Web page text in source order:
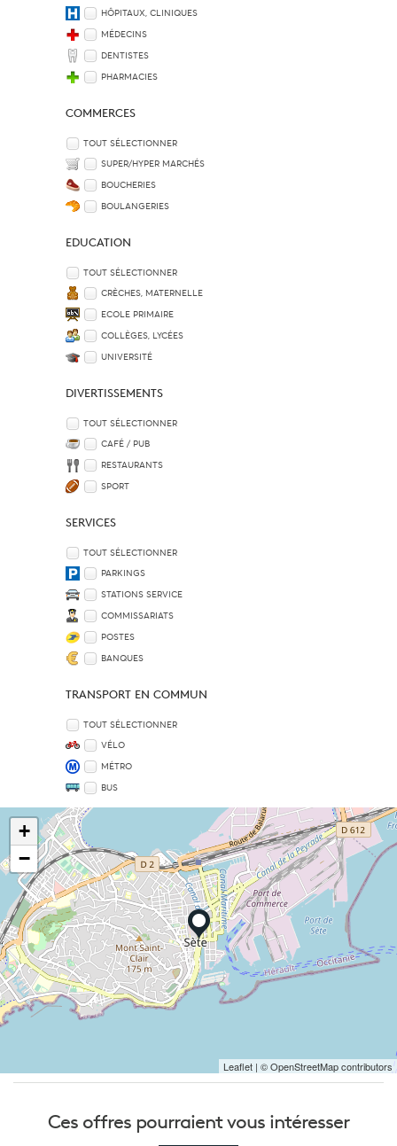
HÔPITAUX, CLINIQUES
MÉDECINS
DENTISTES
PHARMACIES
COMMERCES
TOUT SÉLECTIONNER
SUPER/HYPER MARCHÉS
BOUCHERIES
BOULANGERIES
EDUCATION
TOUT SÉLECTIONNER
CRÈCHES, MATERNELLE
ECOLE PRIMAIRE
COLLÈGES, LYCÉES
UNIVERSITÉ
DIVERTISSEMENTS
TOUT SÉLECTIONNER
CAFÉ / PUB
RESTAURANTS
SPORT
SERVICES
TOUT SÉLECTIONNER
PARKINGS
STATIONS SERVICE
COMMISSARIATS
POSTES
BANQUES
TRANSPORT EN COMMUN
TOUT SÉLECTIONNER
VÉLO
MÉTRO
BUS
+
−
Leaflet | © OpenStreetMap contributors
Ces offres pourraientvous intéresser